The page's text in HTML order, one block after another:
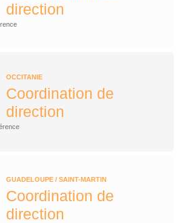
direction
OCCITANIE
Coordination de
direction
GUADELOUPE / SAINT-MARTIN
Coordination de
direction